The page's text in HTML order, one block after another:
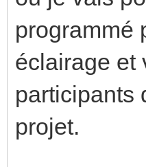
programmé
éclairage et
participants
projet.